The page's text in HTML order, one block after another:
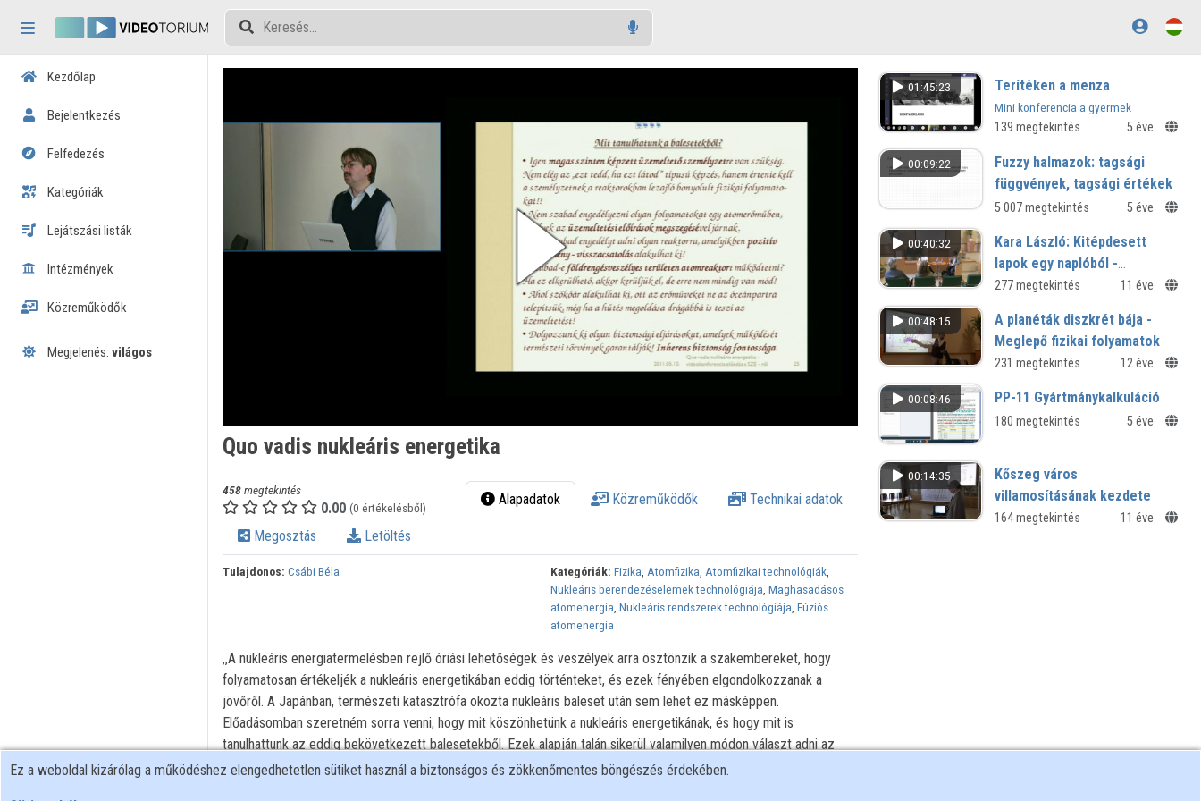
Tartalom kihagyása
Kezdőlap
Bejelentkezés
Felfedezés
Kategóriák
Lejátszási listák
Intézmények
Közreműködők
Megjelenés: világos
Quo vadis nukleáris energetika
458megtekintés
0.00 (0 értékelésből) Alapadatok Közreműködők Technikai adatok
Megosztás Letöltés
Tulajdonos: Csábi Béla Kategóriák: Fizika,Atomfizika,Atomfizikai technológiák,
Nukleáris berendezéselemek technológiája,Maghasadásos
atomenergia,Nukleáris rendszerek technológiája,Fúziós
atomenergia
,,A nukleáris energiatermelésben rejlő óriási lehetőségek és veszélyek arra ösztönzik a szakembereket, hogy
folyamatosan értékeljék a nukleáris energetikában eddig történteket, és ezek fényében elgondolkozzanak a
jövőről. A Japánban, természeti katasztrófa okozta nukleáris baleset után sem lehet ez másképpen.
Előadásomban szeretném sorra venni, hogy mit köszönhetünk a nukleáris energetikának, és hogy mit is
tanulhattunk az eddig bekövetkezett balesetekből. Ezek alapján talán sikerül valamilyen módon választ adni az
előadás címében feltett kérdésre is." - Berta Miklós
01:45:23 Terítéken a menza
Mini konferencia a gyermek
közétkeztetés kutatásáról
139 megtekintés 5 éve
00:09:22
Fuzzy halmazok: tagsági
függvények, tagsági értékek
5 007 megtekintés 5 éve
00:40:32
Kara László: Kitépdesett
lapok egy naplóból -
könyvbemutató
277 megtekintés 11 éve
00:48:15
A planéták diszkrét bája -
Meglepő fizikai folyamatok
távoli naprendszerekben
Űrkutatási Hetek - 2013
231 megtekintés 12 éve
00:08:46 PP-11 Gyártmánykalkuláció
180 megtekintés 5 éve
00:14:35
Kőszeg város
villamosításának kezdete
X. Regionális Természettudományi
164 megtekintés 11 éve
Ez a weboldal kizárólag a működéshez elengedhetetlen sütiket használ a biztonságos és zökkenőmentes böngészés érdekében.